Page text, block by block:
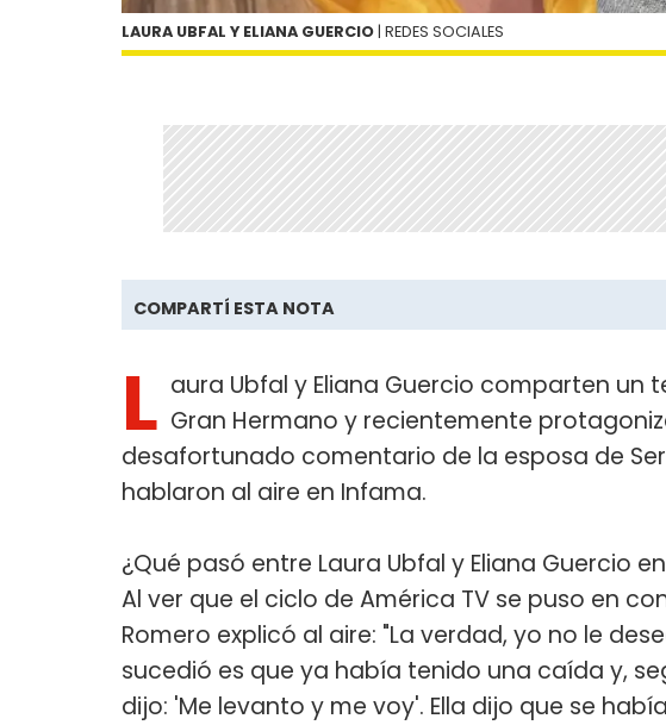
LAURA UBFAL Y ELIANA GUERCIO | REDES SOCIALES
COMPARTÍ ESTA NOTA
L aura Ubfal y Eliana Guercio comparten un
Gran Hermano y recientemente
desafortunado comentario de la esposa de
hablaron al aire en Infama.
¿Qué pasó entre Laura Ubfal y Eliana Guercio
Al ver que el ciclo de América TV se puso en
Romero explicó al aire: "La verdad, yo no le
sucedió es que ya había tenido una caída y,
dijo: 'Me levanto y me voy'. Ella dijo que se